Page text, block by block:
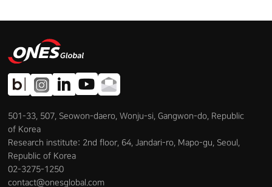
501-33, 507, Seowon-daero, Wonju-si, Gangwon-do, Republic
of Korea
Research institute: 2nd floor, 64, Jandari-ro, Mapo-gu, Seoul,
Republic of Korea
02-3275-1250
contact@onesglobal.com